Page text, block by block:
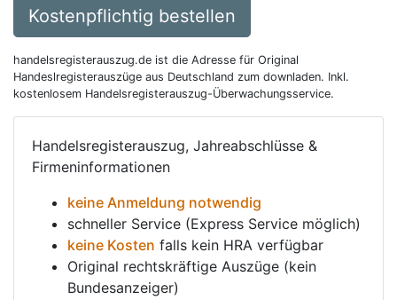
Kostenpflichtig bestellen
handelsregisterauszug.de ist die Adresse für Original
Handeslregisterauszüge aus Deutschland zum downladen. Inkl.
kostenlosem Handelsregisterauszug-Überwachungsservice.
Handelsregisterauszug, Jahreabschlüsse &
Firmeninformationen
keine Anmeldung notwendig
schneller Service (Express Service möglich)
keine Kosten falls kein HRA verfügbar
Original rechtskräftige Auszüge (kein
Bundesanzeiger)